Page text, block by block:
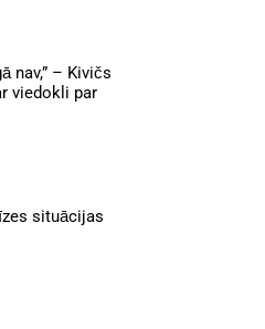
nav,” – Kivičs
viedokli par
situācijas